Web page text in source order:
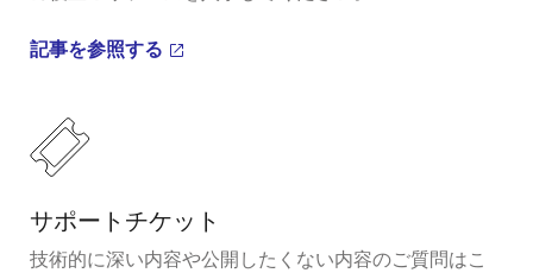
記事を参照する
サポートチケット
技術的に深い内容や公開したくない内容のご質問はこ